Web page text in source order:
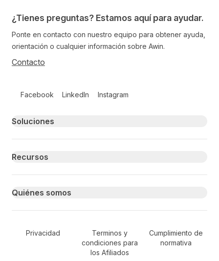
¿Tienes preguntas? Estamos aquí para ayudar.
Ponte en contacto con nuestro equipo para obtener ayuda,
orientación o cualquier información sobre Awin.
Contacto
Facebook LinkedIn Instagram
Primary footer navigation
Soluciones
Recursos
Quiénes somos
Secondary Footer Navigation
Privacidad
Terminos y
condiciones para
los Afiliados
Cumplimiento de
normativa